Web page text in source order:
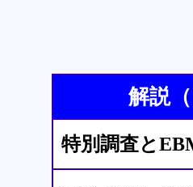
解説（
特別調査と